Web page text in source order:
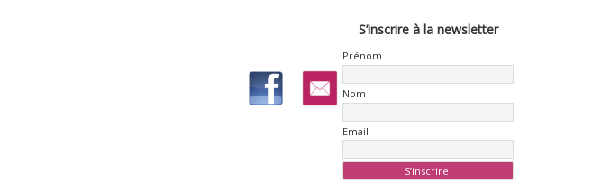
S’inscrire à la newsletter
Prénom
Nom
Email